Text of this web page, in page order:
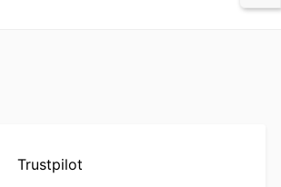
Trustpilot